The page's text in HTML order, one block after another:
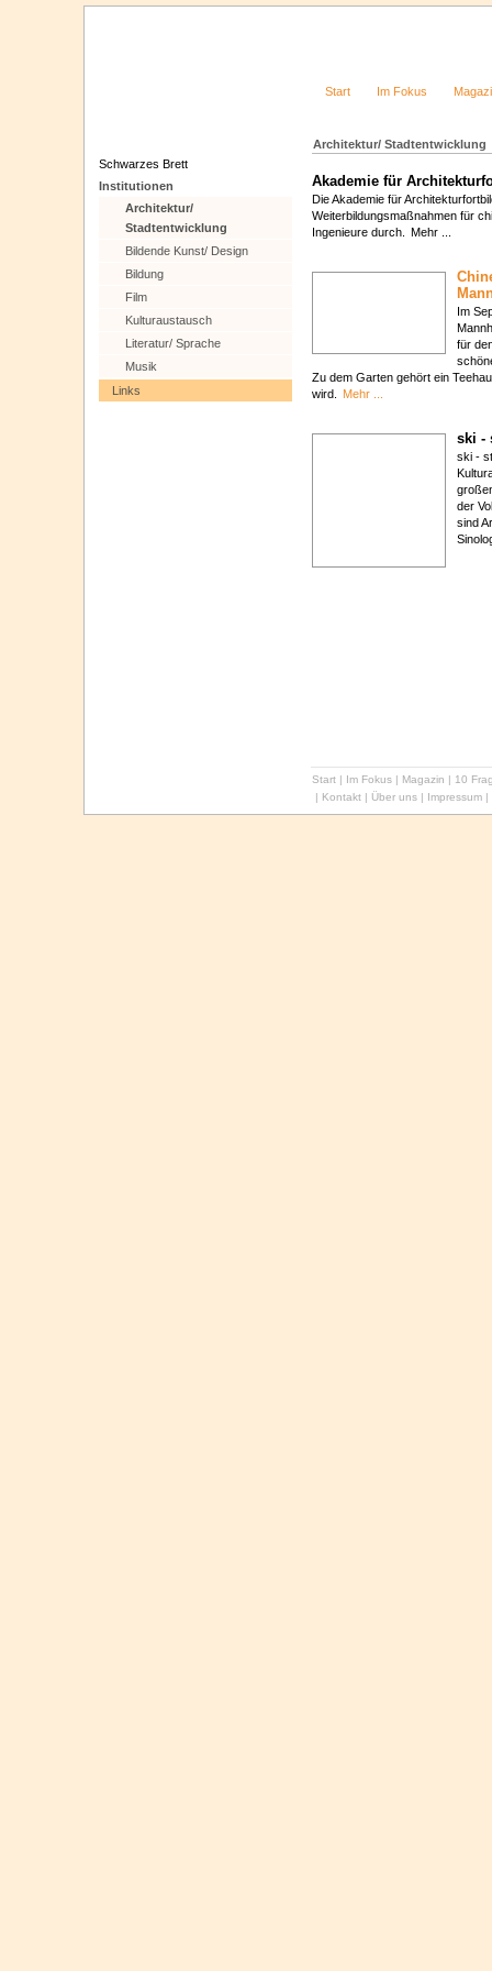
Start Im Fokus
Architektur/ Stadtentwicklung
Schwarzes Brett
Institutionen
Architektur/
Stadtentwicklung
Bildende Kunst/ Design
Bildung
Film
Kulturaustausch
Literatur/ Sprache
Musik
Links
Akademie für
Die Akademie für
Weiterbildungsmaßnahmen für
Ingenieure durch.
Mehr ...
Im
für
Zu dem Garten gehört ein
wird.
Mehr ...
ski -
ski -
der
sind
Start | Im Fokus | Magazin | 10
| Kontakt | Über uns | Impressum |